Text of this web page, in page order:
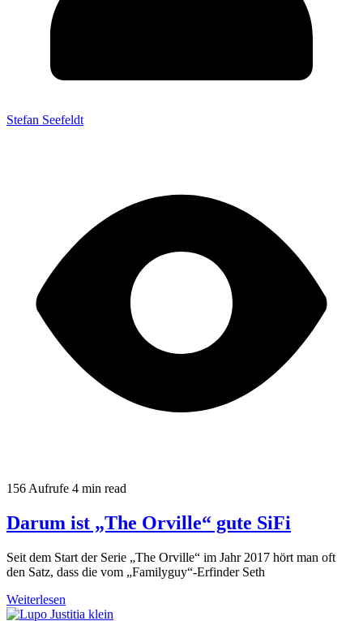
Stefan Seefeldt
156 Aufrufe 4 min read
Darum ist „The Orville“ gute SiFi
Seit dem Start der Serie „The Orville“ im Jahr 2017 hört man oft
den Satz, dass die vom „Familyguy“-Erfinder Seth
Weiterlesen